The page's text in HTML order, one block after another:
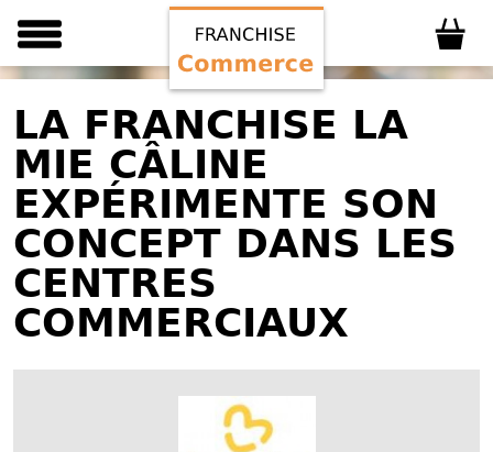
LA FRANCHISE LA
MIE CÂLINE
EXPÉRIMENTE SON
CONCEPT DANS LES
CENTRES
COMMERCIAUX